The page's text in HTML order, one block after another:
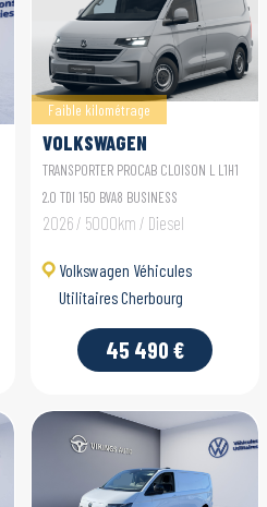
Faible kilométrage
VOLKSWAGEN
UTILITAIRES
TRANSPORTER PROCAB
TRANSPORTER PROCAB CLOISON L L1H1
2.0 TDI 150 BVA8 BUSINESS
2026 / 5000km / Diesel
Volkswagen Véhicules
Utilitaires Cherbourg
45 490 €